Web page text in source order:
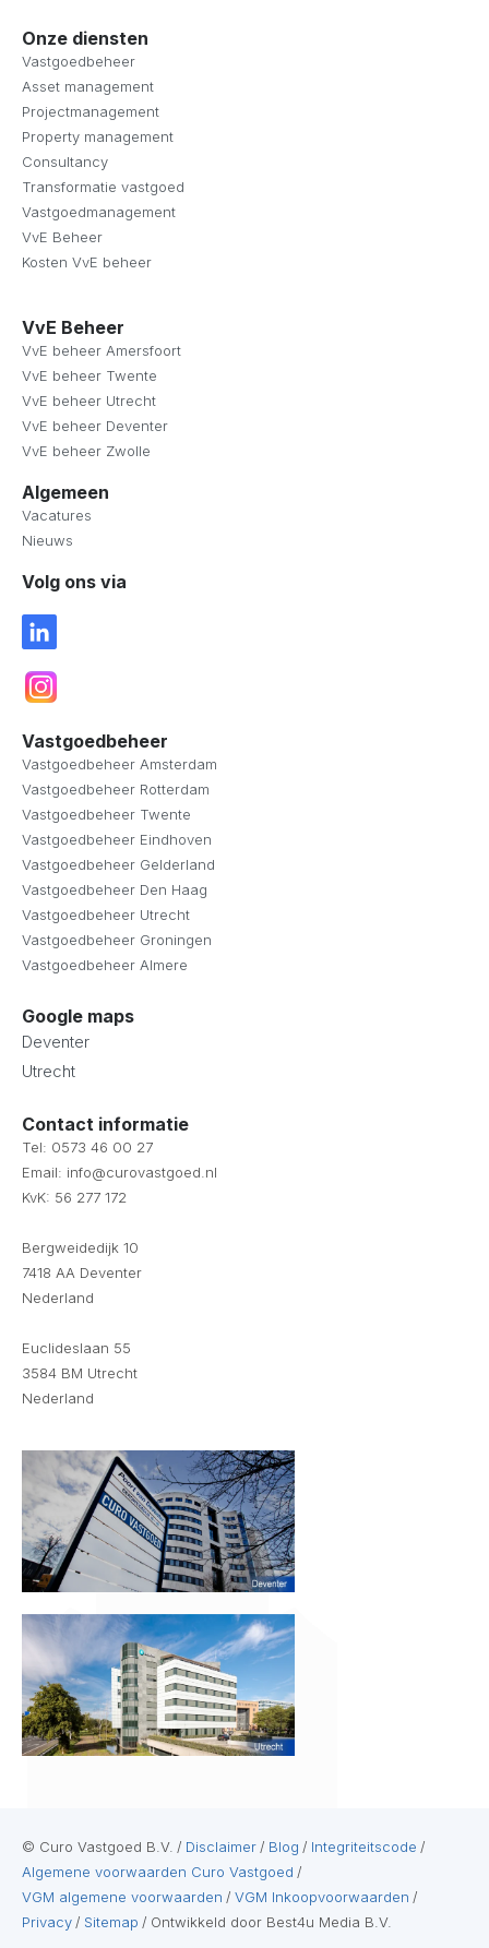
Onze diensten
Vastgoedbeheer
Asset management
Projectmanagement
Property management
Consultancy
Transformatie vastgoed
Vastgoedmanagement
VvE Beheer
Kosten VvE beheer
VvE Beheer
VvE beheer Amersfoort
VvE beheer Twente
VvE beheer Utrecht
VvE beheer Deventer
VvE beheer Zwolle
Algemeen
Vacatures
Nieuws
Volg ons via
Vastgoedbeheer
Vastgoedbeheer Amsterdam
Vastgoedbeheer Rotterdam
Vastgoedbeheer Twente
Vastgoedbeheer Eindhoven
Vastgoedbeheer Gelderland
Vastgoedbeheer Den Haag
Vastgoedbeheer Utrecht
Vastgoedbeheer Groningen
Vastgoedbeheer Almere
Google maps
Deventer
Utrecht
Contact informatie
Tel: 0573 46 00 27
Email: info@curovastgoed.nl
KvK: 56 277 172
Bergweidedijk 10
7418 AA Deventer
Nederland
Euclideslaan 55
3584 BM Utrecht
Nederland
© Curo Vastgoed B.V. / Disclaimer/ Blog / Integriteitscode /
Algemene voorwaarden Curo Vastgoed /
VGM algemene voorwaarden / VGM Inkoopvoorwaarden /
Privacy/ Sitemap / Ontwikkeld door Best4u Media B.V.